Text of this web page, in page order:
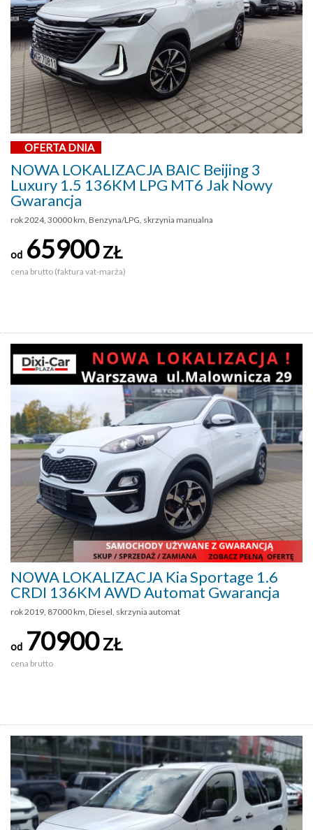
OFERTA DNIA
NOWA LOKALIZACJA BAIC Beijing 3
Luxury 1.5 136KM LPG MT6 Jak Nowy
Gwarancja
rok 2024, 30000 km, Benzyna/LPG, skrzynia manualna
od 65900ZŁ
cena brutto (faktura vat-marża)
NOWA LOKALIZACJA Kia Sportage 1.6
CRDI 136KM AWD Automat Gwarancja
rok 2019, 87000 km, Diesel, skrzynia automat
od 70900ZŁ
cena brutto